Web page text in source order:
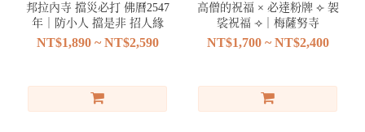
邦拉內寺 擋災必打 佛曆2547
年｜防小人 擋是非 招人緣
NT$1,890 ~ NT$2,590
高僧的祝福 × 必達粉牌 ⟣ 袈
裟祝福 ⟢｜梅薩努寺
NT$1,700 ~ NT$2,400